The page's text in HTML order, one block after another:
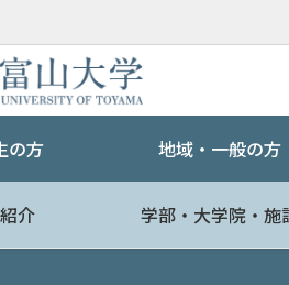
の方 地域・一般の方
介 学部・大学院・施